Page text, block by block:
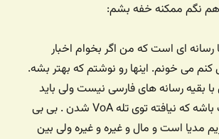
هم نگم ممکنه خفه بشم:
ای است که من اگر بخوام اخبار
کنم می خونم. اینها رو نوشتم که بهتر بشه.
با بقیه رسانه های فارسی نیست ولی باید
شدیدا مواظب باشه که نیافته توی تله VoA شدن . بی بی
مدیا است و مال و غیره و غیره ولی بین